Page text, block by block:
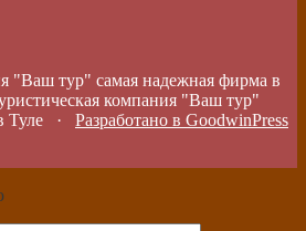
"Ваш тур" самая надежная фирма в
компания "Ваш тур"
Туле · Разработано в GoodwinPress